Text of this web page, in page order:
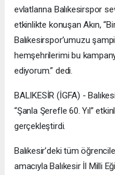
evlatlarına Balıkesirspor
etkinlikte konuşan Akın,
Balıkesirspor’umuzu
hemşehrilerimi bu
ediyorum.” dedi.
BALIKESİR (İGFA) -
“Şanla Şerefle 60. Yıl”
gerçekleştirdi.
Balıkesir’deki tüm
amacıyla Balıkesir İl Milli